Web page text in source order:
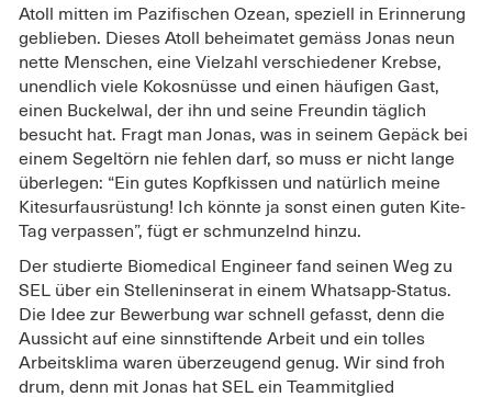
Atoll mitten im Pazifischen Ozean, speziell in Erinnerung
geblieben. Dieses Atoll beheimatet gemäss Jonas neun
nette Menschen, eine Vielzahl verschiedener Krebse,
unendlich viele Kokosnüsse und einen häufigen Gast,
einen Buckelwal, der ihn und seine Freundin täglich
besucht hat. Fragt man Jonas, was in seinem Gepäck bei
einem Segeltörn nie fehlen darf, so muss er nicht lange
überlegen: “Ein gutes Kopfkissen und natürlich meine
Kitesurfausrüstung! Ich könnte ja sonst einen guten Kite-
Tag verpassen”, fügt er schmunzelnd hinzu.
Der studierte Biomedical Engineer fand seinen Weg zu
SEL über ein Stelleninserat in einem Whatsapp-Status.
Die Idee zur Bewerbung war schnell gefasst, denn die
Aussicht auf eine sinnstiftende Arbeit und ein tolles
Arbeitsklima waren überzeugend genug. Wir sind froh
drum, denn mit Jonas hat SEL ein Teammitglied